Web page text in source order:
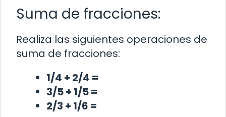
Suma de fracciones:
Realiza las siguientes operaciones de
suma de fracciones:
1/4 + 2/4 =
3/5 + 1/5 =
2/3 + 1/6 =